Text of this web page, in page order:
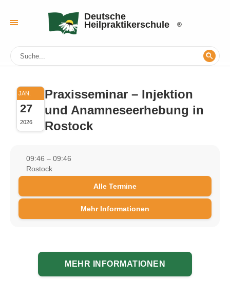
Deutsche
Heilpraktikerschule
JAN.
27
2026
Praxisseminar – Injektion
und Anamneseerhebung in
Rostock
09:46 – 09:46
Rostock
Alle Termine
Mehr Informationen
MEHR INFORMATIONEN